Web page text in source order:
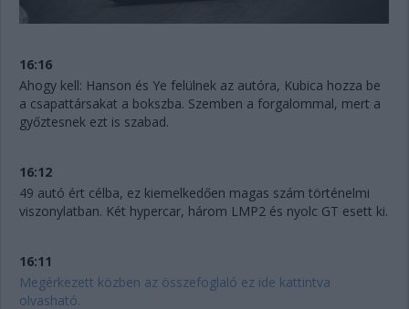
16:16
Ahogy kell: Hanson és Ye felülnek az autóra, Kubica hozza be
a csapattársakat a bokszba. Szemben a forgalommal, mert a
győztesnek ezt is szabad.
16:12
49 autó ért célba, ez kiemelkedően magas szám történelmi
viszonylatban. Két hypercar, három LMP2 és nyolc GT esett ki.
16:11
Megérkezett közben az összefoglaló ez ide kattintva
olvasható.